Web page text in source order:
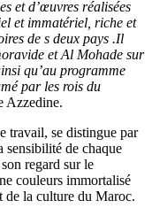
et d’œuvres réalisées
et immatériel, riche et
de s deux pays .Il
et Al Mohade sur
qu’au programme
par les rois du
Azzedine.
travail, se distingue par
sensibilité de chaque
regard sur le
couleurs immortalisé
de la culture du Maroc.